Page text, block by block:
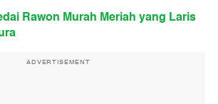
Rawon Murah Meriah yang Laris
ADVERTISEMENT